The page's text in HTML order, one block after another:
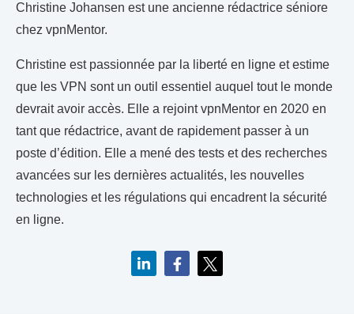
Christine Johansen est une ancienne rédactrice séniore
chez vpnMentor.
Christine est passionnée par la liberté en ligne et estime
que les VPN sont un outil essentiel auquel tout le monde
devrait avoir accès. Elle a rejoint vpnMentor en 2020 en
tant que rédactrice, avant de rapidement passer à un
poste d’édition. Elle a mené des tests et des recherches
avancées sur les dernières actualités, les nouvelles
technologies et les régulations qui encadrent la sécurité
en ligne.